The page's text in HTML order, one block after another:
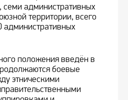
семи административных
территории, всего
административных
положения введён в
боевые
этническими